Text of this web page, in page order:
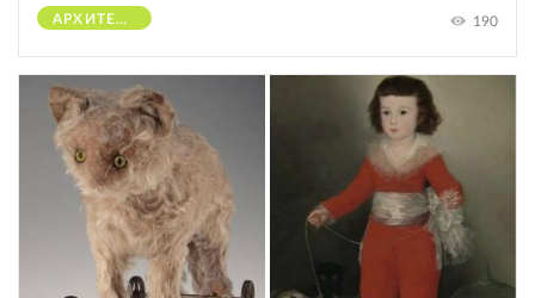
АРХИТЕКТУРА 190